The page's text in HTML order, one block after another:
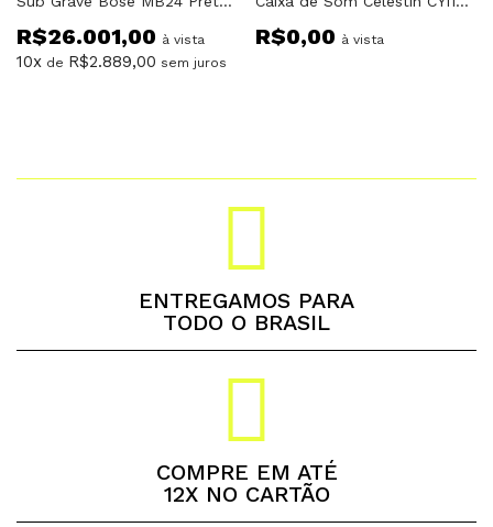
R$26.001,00 à vista
10x de R$2.889,00 sem juros
R$0,00 à vista
ENTREGAMOS PARA
TODO O BRASIL
COMPRE EM ATÉ
12X NO CARTÃO